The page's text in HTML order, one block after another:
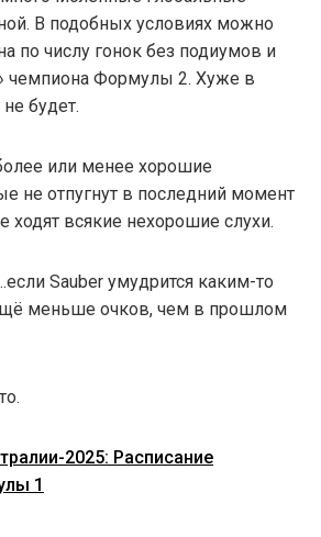
В подобных условиях можно
по числу гонок без подиумов и
чемпиона Формулы 2. Хуже в
будет.
или менее хорошие
не отпугнут в последний момент
ходят всякие нехорошие слухи.
Sauber умудрится каким-то
меньше очков, чем в прошлом
2025: Расписание
1